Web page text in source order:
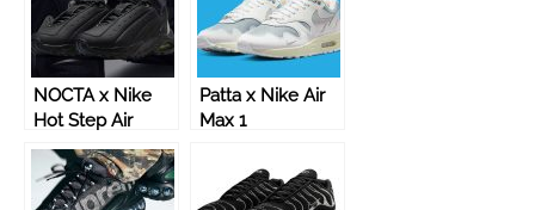
NOCTA x Nike
Hot Step Air
Terra ‘’Black’’ –
DH4692-001
Patta x Nike Air
Max 1
DQ0299-100